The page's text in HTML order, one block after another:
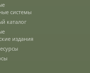
работе
системы
каталог
издания